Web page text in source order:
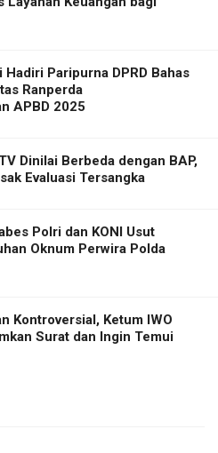
Paripurna DPRD Bahas
Ranperda
APBD 2025
Dinilai Berbeda dengan BAP,
Evaluasi Tersangka
Polri dan KONI Usut
Oknum Perwira Polda
Kontroversial, Ketum IWO
Surat dan Ingin Temui